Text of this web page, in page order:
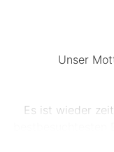
Unser
Es ist wieder